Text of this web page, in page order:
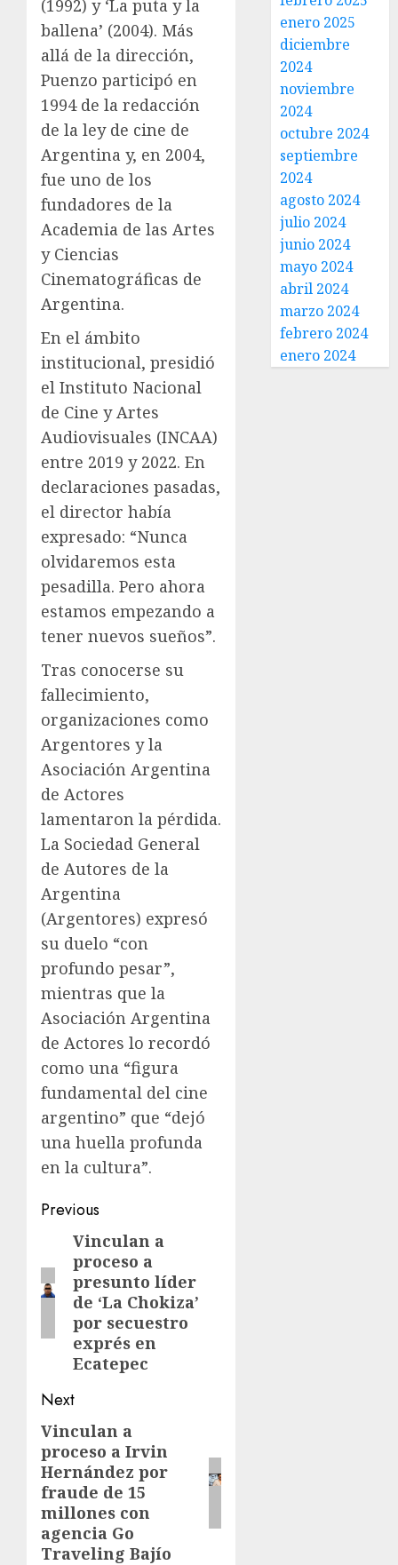
(1992) y ‘La puta y la
ballena’ (2004). Más
allá de la dirección,
Puenzo participó en
1994 de la redacción
de la ley de cine de
Argentina y, en 2004,
fue uno de los
fundadores de la
Academia de las Artes
y Ciencias
Cinematográficas de
Argentina.
En el ámbito
institucional, presidió
el Instituto Nacional
de Cine y Artes
Audiovisuales (INCAA)
entre 2019 y 2022. En
declaraciones pasadas,
el director había
expresado: “Nunca
olvidaremos esta
pesadilla. Pero ahora
estamos empezando a
tener nuevos sueños”.
Tras conocerse su
fallecimiento,
organizaciones como
Argentores y la
Asociación Argentina
de Actores
lamentaron la pérdida.
La Sociedad General
de Autores de la
Argentina
(Argentores) expresó
su duelo “con
profundo pesar”,
mientras que la
Asociación Argentina
de Actores lo recordó
como una “figura
fundamental del cine
argentino” que “dejó
una huella profunda
en la cultura”.
Previous
Vinculan a
proceso a
presunto líder
de ‘La Chokiza’
por secuestro
exprés en
Ecatepec
Next
Vinculan a
proceso a Irvin
Hernández por
fraude de 15
millones con
agencia Go
Traveling Bajío
enero 2025
diciembre
2024
noviembre
2024
octubre 2024
septiembre
2024
agosto 2024
julio 2024
junio 2024
mayo 2024
abril 2024
marzo 2024
febrero 2024
enero 2024